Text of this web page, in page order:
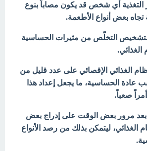
التغذية أي شخص قد يكون مصاباً بنوع
بعض أنواع الأطعمة.
التخلّص من مثيرات الحساسية
الغذائي.
الغذائي الإقصائي على عدد قليل من
عادة الحساسية، ما يجعل إعداد هذا
أمراً صعباً.
بعد مرور بعض الوقت على إدراج بعض
الغذائي، ليتمكن بذلك من رصد الأنواع